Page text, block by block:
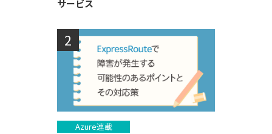
サービス
Azure連載